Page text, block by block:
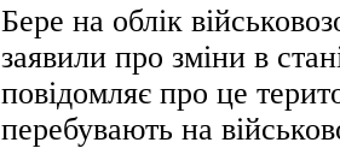
Бере на облік
заявили про зміни в
повідомляє про це
перебувають на